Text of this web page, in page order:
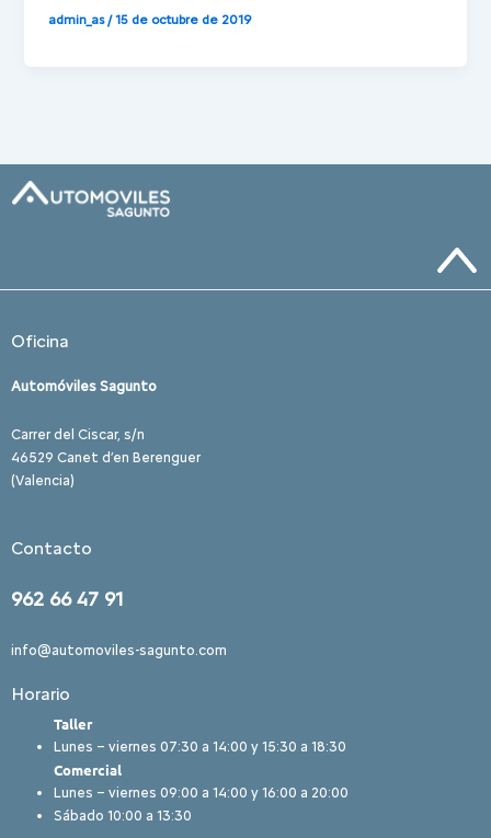
admin_as/15 de octubre de 2019
Oficina
Automóviles Sagunto
Carrer del Ciscar, s/n
46529 Canet d’en Berenguer
(Valencia)
Contacto
962 66 47 91
info@automoviles-sagunto.com
Horario
Taller
Lunes – viernes 07:30 a 14:00 y 15:30 a 18:30
Comercial
Lunes – viernes 09:00 a 14:00 y 16:00 a 20:00
Sábado 10:00 a 13:30